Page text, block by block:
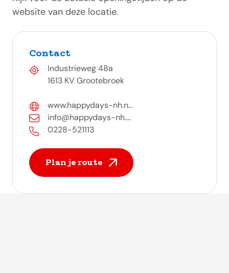
website van deze locatie.
Contact
Industrieweg 48a
1613 KV Grootebroek
www.happydays-nh.n...
info@happydays-nh....
0228-521113
Plan je route